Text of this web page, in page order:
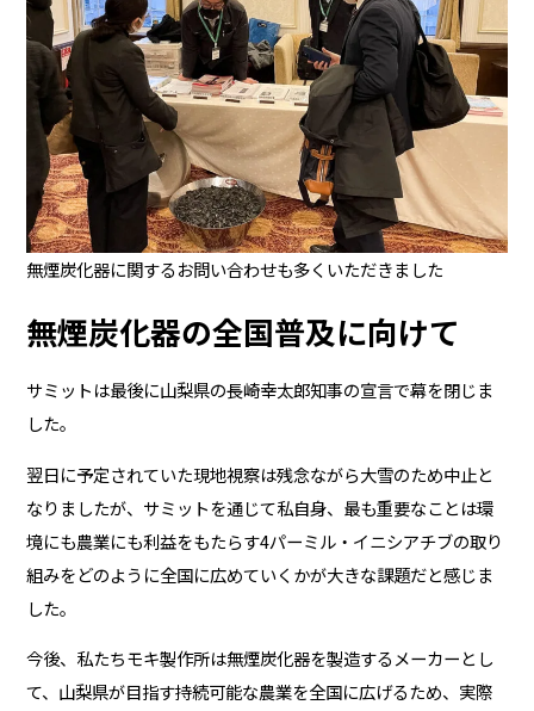
無煙炭化器に関するお問い合わせも多くいただきました
無煙炭化器の全国普及に向けて
サミットは最後に山梨県の長崎幸太郎知事の宣言で幕を閉じま
した。
翌日に予定されていた現地視察は残念ながら大雪のため中止と
なりましたが、サミットを通じて私自身、最も重要なことは環
境にも農業にも利益をもたらす4パーミル・イニシアチブの取り
組みをどのように全国に広めていくかが大きな課題だと感じま
した。
今後、私たちモキ製作所は無煙炭化器を製造するメーカーとし
て、山梨県が目指す持続可能な農業を全国に広げるため、実際